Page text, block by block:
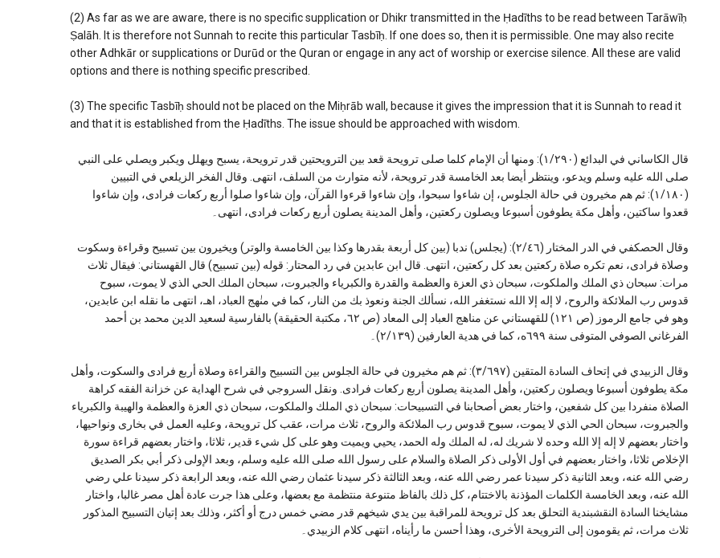
(2) As far as we are aware, there is no specific supplication or Dhikr transmitted in the Ḥadīths to be read between Tarāwīḥ
Ṣalāh. It is therefore not Sunnah to recite this particular Tasbīḥ. If one does so, then it is permissible. One may also recite
other Adhkār or supplications or Durūd or the Quran or engage in any act of worship or exercise silence. All these are valid
options and there is nothing specific prescribed.
(3) The specific Tasbīḥ should not be placed on the Miḥrāb wall, because it gives the impression that it is Sunnah to read it
and that it is established from the Ḥadīths. The issue should be approached with wisdom.
قال الكاساني في البدائع (١/٢٩٠): ومنها أن الإمام كلما صلى ترويحة قعد بين الترويحتين قدر ترويحة، يسبح ويهلل ويكبر ويصلي على النبي
صلى الله عليه وسلم ويدعو، وينتظر أيضا بعد الخامسة قدر ترويحة، لأنه متوارث من السلف، انتهى. وقال الفخر الزيلعي في التبيين
(١/١٨٠): ثم هم مخيرون في حالة الجلوس، إن شاءوا سبحوا، وإن شاءوا قرءوا القرآن، وإن شاءوا صلوا أربع ركعات فرادى، وإن شاءوا
قعدوا ساكتين، وأهل مكة يطوفون أسبوعا ويصلون ركعتين، وأهل المدينة يصلون أربع ركعات فرادى، انتهى۔
وقال الحصكفي في الدر المختار (٢/٤٦): (يجلس) ندبا (بين كل أربعة بقدرها وكذا بين الخامسة والوتر) ويخيرون بين تسبيح وقراءة وسكوت
وصلاة فرادى، نعم تكره صلاة ركعتين بعد كل ركعتين، انتهى. قال ابن عابدين في رد المحتار: قوله (بين تسبيح) قال القهستاني: فيقال ثلاث
مرات: سبحان ذي الملك والملكوت، سبحان ذي العزة والعظمة والقدرة والكبرياء والجبروت، سبحان الملك الحي الذي لا يموت، سبوح
قدوس رب الملائكة والروح، لا إله إلا الله نستغفر الله، نسألك الجنة ونعوذ بك من النار، كما في منٰهج العباد، اهـ، انتهى ما نقله ابن عابدين،
وهو في جامع الرموز (ص ١٢١) للقهستاني عن مناهج العباد إلى المعاد (ص ٦٢، مكتبة الحقيقة) بالفارسية لسعيد الدين محمد بن أحمد
الفرغاني الصوفي المتوفى سنة ٦٩٩ه، كما في هدية العارفين (٢/١٣٩)۔
وقال الزبيدي في إتحاف السادة المتقين (٣/٦٩٧): ثم هم مخيرون في حالة الجلوس بين التسبيح والقراءة وصلاة أربع فرادى والسكوت، وأهل
مكة يطوفون أسبوعا ويصلون ركعتين، وأهل المدينة يصلون أربع ركعات فرادى. ونقل السروجي في شرح الهداية عن خزانة الفقه كراهة
الصلاة منفردا بين كل شفعين، واختار بعض أصحابنا في التسبيحات: سبحان ذي الملك والملكوت، سبحان ذي العزة والعظمة والهيبة والكبرياء
والجبروت، سبحان الحي الذي لا يموت، سبوح قدوس رب الملائكة والروح، ثلاث مرات، عقب كل ترويحة، وعليه العمل في بخارى ونواحيها،
واختار بعضهم لا إله إلا الله وحده لا شريك له، له الملك وله الحمد، يحيي ويميت وهو على كل شيء قدير، ثلاثا، واختار بعضهم قراءة سورة
الإخلاص ثلاثا، واختار بعضهم في أول الأولى ذكر الصلاة والسلام على رسول الله صلى الله عليه وسلم، وبعد الإولى ذكر أبي بكر الصديق
رضي الله عنه، وبعد الثانية ذكر سيدنا عمر رضي الله عنه، وبعد الثالثة ذكر سيدنا عثمان رضي الله عنه، وبعد الرابعة ذكر سيدنا علي رضي
الله عنه، وبعد الخامسة الكلمات المؤذنة بالاختتام، كل ذلك بالفاظ متنوعة منتظمة مع بعضها، وعلى هذا جرت عادة أهل مصر غالبا، واختار
مشايخنا السادة النقشبندية التحلق بعد كل ترويحة للمراقبة بين يدي شيخهم قدر مضي خمس درج أو أكثر، وذلك بعد إتيان التسبيح المذكور
ثلاث مرات، ثم يقومون إلى الترويحة الأخرى، وهذا أحسن ما رأيناه، انتهى كلام الزبيدي۔